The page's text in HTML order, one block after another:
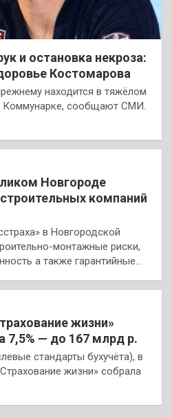
и остановка некроза:
Костомарова
находится в тяжёлом
Коммунарке, сообщают СМИ.
Новгороде
компаний
в Новгородской
монтажные риски,
а также гарантийные…
жизни»
7,5% — до 167 млрд р.
стандарты бухучёта), в
жизни» собрала